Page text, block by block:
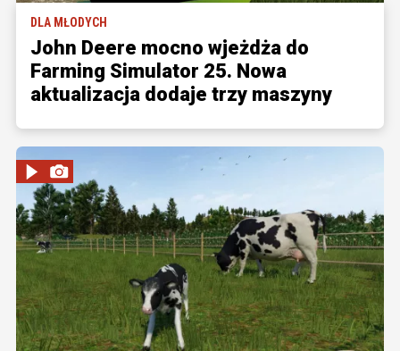
DLA MŁODYCH
John Deere mocno wjeżdża do
Farming Simulator 25. Nowa
aktualizacja dodaje trzy maszyny